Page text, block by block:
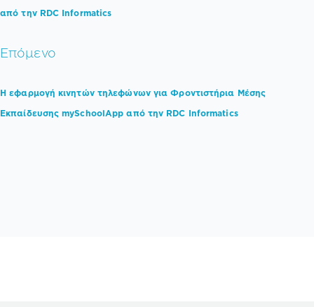
από την RDC Informatics
Επόμενο
Η εφαρμογή κινητών τηλεφώνων για Φροντιστήρια Μέσης
Εκπαίδευσης mySchoolApp από την RDC Informatics